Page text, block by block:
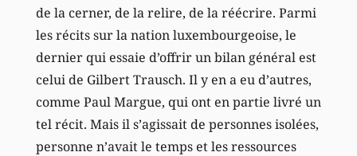
de la cerner, de la relire, de la réécrire. Parmi
les récits sur la nation luxembourgeoise, le
dernier qui essaie d’offrir un bilan général est
celui de Gilbert Trausch. Il y en a eu d’autres,
comme Paul Margue, qui ont en partie livré un
tel récit. Mais il s’agissait de personnes isolées,
personne n’avait le temps et les ressources